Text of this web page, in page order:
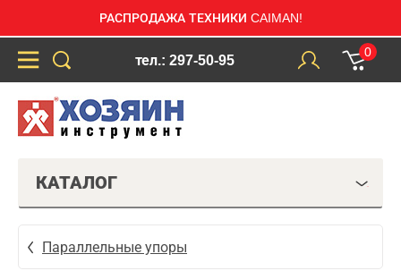
РАСПРОДАЖА ТЕХНИКИ CAIMAN!
тел.: 297-50-95
0
КАТАЛОГ
Параллельные упоры